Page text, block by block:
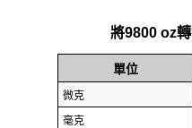
將9800 oz
單位
微克
毫克